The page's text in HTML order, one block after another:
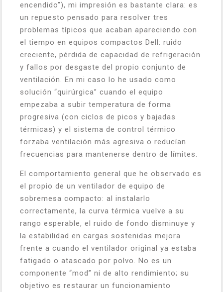
encendido”), mi impresión es bastante clara: es
un repuesto pensado para resolver tres
problemas típicos que acaban apareciendo con
el tiempo en equipos compactos Dell: ruido
creciente, pérdida de capacidad de refrigeración
y fallos por desgaste del propio conjunto de
ventilación. En mi caso lo he usado como
solución “quirúrgica” cuando el equipo
empezaba a subir temperatura de forma
progresiva (con ciclos de picos y bajadas
térmicas) y el sistema de control térmico
forzaba ventilación más agresiva o reducían
frecuencias para mantenerse dentro de límites.
El comportamiento general que he observado es
el propio de un ventilador de equipo de
sobremesa compacto: al instalarlo
correctamente, la curva térmica vuelve a su
rango esperable, el ruido de fondo disminuye y
la estabilidad en cargas sostenidas mejora
frente a cuando el ventilador original ya estaba
fatigado o atascado por polvo. No es un
componente “mod” ni de alto rendimiento; su
objetivo es restaurar un funcionamiento